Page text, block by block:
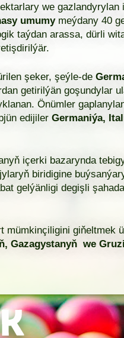
we gazlandyrylan
umumymeýdany 40
taýdan arassa, dürli
şeker, şeýle-de
getirilýän goşundylar
Önümler
edijiler Germaniýa,
içerki bazarynda
biridigine
gelýänligi degişli
mümkinçiligini giňeltmek
Gazagystanyň we